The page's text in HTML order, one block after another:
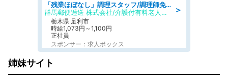
＞
「残業ほぼなし」調理スタッフ/調理師免許必須/正職員/日勤のみ/介護付き有料老人ホーム/社会保障完備
群馬郵便逓送 株式会社/介護付有料老人ホーム ふる里
栃木県 足利市
時給1,073円～1,100円
正社員
スポンサー：求人ボックス
姉妹サイト